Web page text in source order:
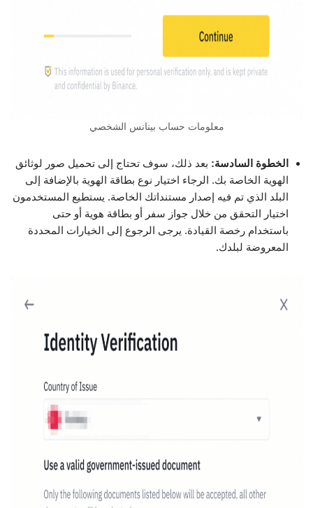
معلومات حساب بينانس الشخصي
الخطوة السادسة: بعد ذلك، سوف تحتاج إلى تحميل صور لوثائق
الهوية الخاصة بك. الرجاء اختيار نوع بطاقة الهوية بالإضافة إلى
البلد الذي تم فيه إصدار مستنداتك الخاصة. يستطيع المستخدمون
اختيار التحقق من خلال جواز سفر أو بطاقة هوية أو حتى
باستخدام رخصة القيادة. يرجى الرجوع إلى الخيارات المحددة
المعروضة لبلدك.